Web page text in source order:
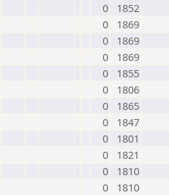
0
1852
0
1869
0
1869
0
1869
0
1855
0
1806
0
1865
0
1847
0
1801
0
1821
0
1810
0
1810